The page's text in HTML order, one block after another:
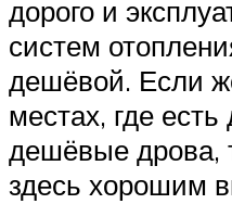
дорого и
систем
дешёвой. Если
местах, где есть
дешёвые дрова,
здесь хорошим